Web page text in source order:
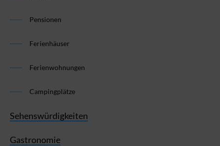
Pensionen
Ferienhäuser
Ferienwohnungen
Campingplätze
Sehenswürdigkeiten
Gastronomie